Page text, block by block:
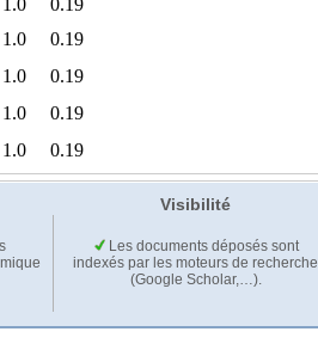
Visibilité
Les documents déposés sont
indexés par les moteurs de recherche
(Google Scholar,…).